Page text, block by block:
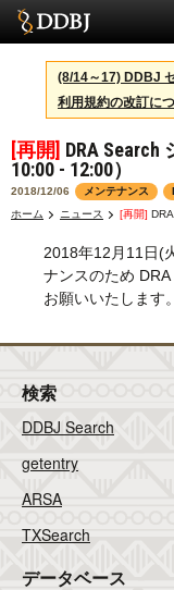
サービス
スパコン
統計
活動
(8/14～17) DDBJ
利用規約の改訂に
[再開] DRA
10:00 - 12:00）
2018/12/06 メンテナンス
ホーム
ニュース [再開]
2018年12月11日(
ナンスのため
お願いいたします。
検索
DDBJ Search
getentry
ARSA
TXSearch
データベース